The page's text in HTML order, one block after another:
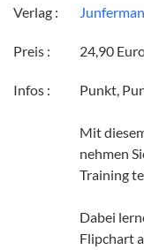
Verlag :
Preis : 24,90
Infos : Punkt,
Mit
nehmen
Training
Dabei
Flipchart